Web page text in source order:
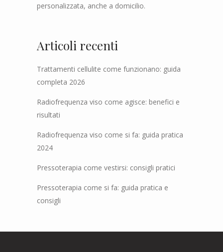
personalizzata, anche a domicilio.
Articoli recenti
Trattamenti cellulite come funzionano: guida
completa 2026
Radiofrequenza viso come agisce: benefici e
risultati
Radiofrequenza viso come si fa: guida pratica
2024
Pressoterapia come vestirsi: consigli pratici
Pressoterapia come si fa: guida pratica e
consigli